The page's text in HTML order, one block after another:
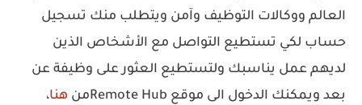
العالم ووكالات التوظيف وآمن ويتطلب منك تسجيل
حساب لكي تستطيع التواصل مع الأشخاص الذين
لديهم عمل يناسبك ولتستطيع العثور على وظيفة عن
بعد ويمكنك الدخول الى موقع Remote Hubمن
هنا،